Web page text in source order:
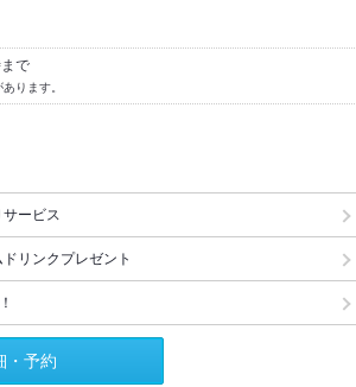
で
ります。
ービス
リンクプレゼント
・予約